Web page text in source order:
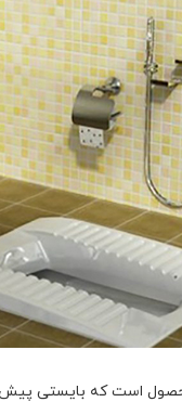
محصول است که بایستی